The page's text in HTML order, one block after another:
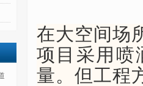
在大空间场
项目采用喷
量。但工程